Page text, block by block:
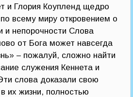
и Глория Коупленд щедро
всему миру откровением о
и непорочности Слова
от Бога может навсегда
– пожалуй, сложно найти
служения Кеннета и
слова доказали свою
их жизни, полностью